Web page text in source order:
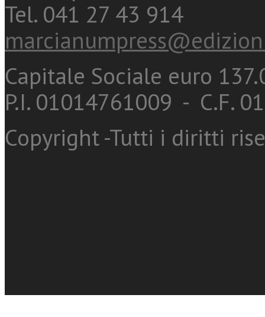
Tel. 041 27 43 914
Capitale Sociale euro
P.I. 01014761009 - C.F.
Copyright -Tutti i diritti